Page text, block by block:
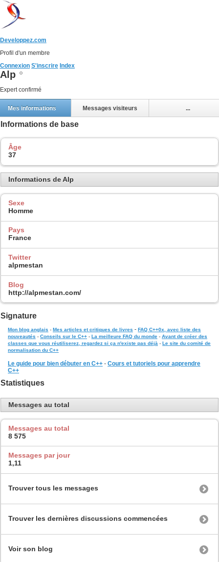
Developpez.com
Profil d'un membre
Connexion S'inscrire Index
Alp
Expert confirmé
Mes informations Messages visiteurs ...
Informations de base
Âge
37
Informations de Alp
Sexe
Homme
Pays
France
Twitter
alpmestan
Blog
http://alpmestan.com/
Signature
Mon blog anglais - Mes articles et critiques de livres - FAQ C++0x, avec liste des
nouveautés - Conseils sur le C++ - La meilleure FAQ du monde - Avant de créer des
classes que vous réutiliserez, regardez si ça n'existe pas déjà - Le site du comité de
normalisation du C++
Le guide pour bien débuter en C++ - Cours et tutoriels pour apprendre
C++
Statistiques
Messages au total
Messages au total
8 575
Messages par jour
1,11
Trouver tous les messages
Trouver les dernières discussions commencées
Voir son blog